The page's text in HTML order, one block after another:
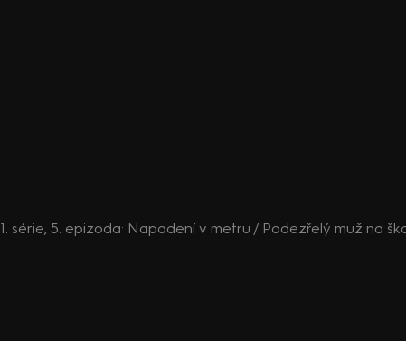
1. série, 5. epizoda: Napadení v metru / Podezřelý muž na